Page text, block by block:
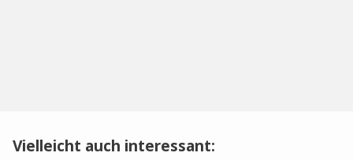
Vielleicht auch interessant: